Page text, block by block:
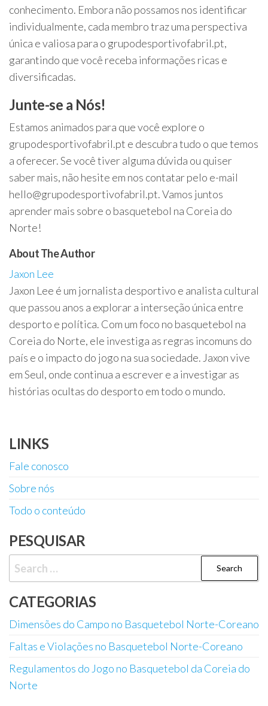
conhecimento. Embora não possamos nos identificar
individualmente, cada membro traz uma perspectiva
única e valiosa para o grupodesportivofabril.pt,
garantindo que você receba informações ricas e
diversificadas.
Junte-se a Nós!
Estamos animados para que você explore o
grupodesportivofabril.pt e descubra tudo o que temos
a oferecer. Se você tiver alguma dúvida ou quiser
saber mais, não hesite em nos contatar pelo e-mail
hello@grupodesportivofabril.pt. Vamos juntos
aprender mais sobre o basquetebol na Coreia do
Norte!
About The Author
Jaxon Lee
Jaxon Lee é um jornalista desportivo e analista cultural
que passou anos a explorar a interseção única entre
desporto e política. Com um foco no basquetebol na
Coreia do Norte, ele investiga as regras incomuns do
país e o impacto do jogo na sua sociedade. Jaxon vive
em Seul, onde continua a escrever e a investigar as
histórias ocultas do desporto em todo o mundo.
LINKS
Fale conosco
Sobre nós
Todo o conteúdo
PESQUISAR
Search
for:
CATEGORIAS
Dimensões do Campo no Basquetebol Norte-Coreano
Faltas e Violações no Basquetebol Norte-Coreano
Regulamentos do Jogo no Basquetebol da Coreia do
Norte